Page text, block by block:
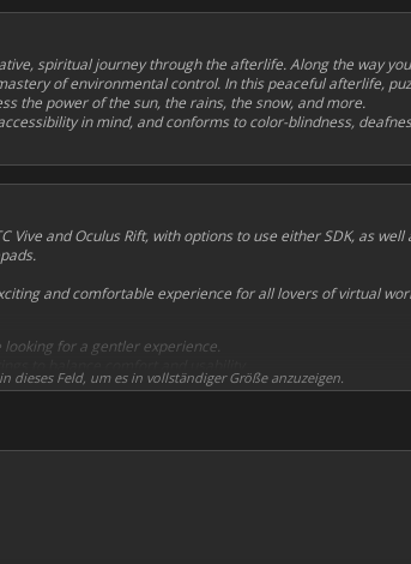
us?
spiritual journey through the afterlife. Along the way
of environmental control. In this peaceful afterlife,
the power of the sun, the rains, the snow, and more.
in mind, and conforms to color-blindness,
Vive and Oculus Rift, with options to use either SDK, as
and comfortable experience for all lovers of virtual
for a gentler experience.
dieses Feld, um es in vollständiger Größe anzuzeigen.